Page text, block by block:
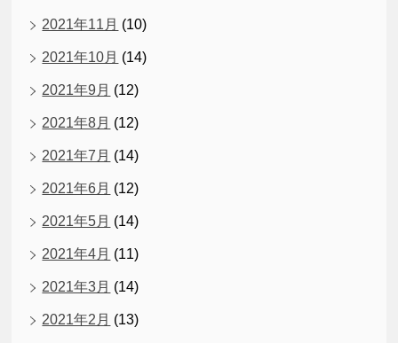
2021年11月 (10)
2021年10月 (14)
2021年9月 (12)
2021年8月 (12)
2021年7月 (14)
2021年6月 (12)
2021年5月 (14)
2021年4月 (11)
2021年3月 (14)
2021年2月 (13)